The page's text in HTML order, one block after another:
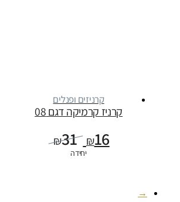
קרניזים ופנלים
קרניז קרמיקה דגם 08
₪31 ₪16
יחידה
→